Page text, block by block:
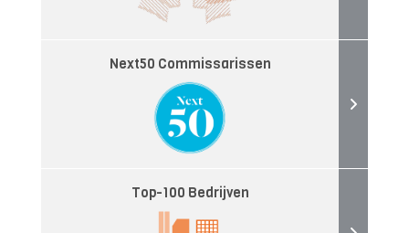
Next50 Commissarissen
Top-100 Bedrijven